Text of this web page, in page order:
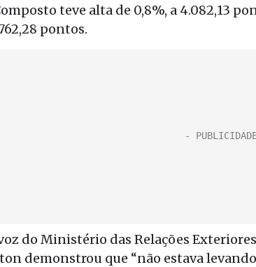
teve alta de 0,8%, a 4.082,13
pontos.
do Ministério das Relações
demonstrou que “não estava